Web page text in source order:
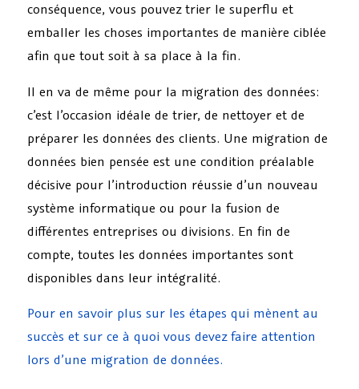
conséquence, vous pouvez trier le superflu et
emballer les choses importantes de manière ciblée
afin que tout soit à sa place à la fin.
Il en va de même pour la migration des données:
c’est l’occasion idéale de trier, de nettoyer et de
préparer les données des clients. Une migration de
données bien pensée est une condition préalable
décisive pour l’introduction réussie d’un nouveau
système informatique ou pour la fusion de
différentes entreprises ou divisions. En fin de
compte, toutes les données importantes sont
disponibles dans leur intégralité.
Pour en savoir plus sur les étapes qui mènent au
succès et sur ce à quoi vous devez faire attention
lors d’une migration de données.